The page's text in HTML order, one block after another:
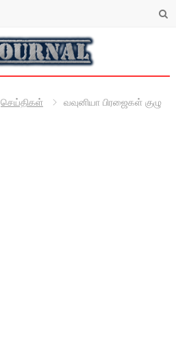
செய்திகள்
வவுனியா பிரஜைகள் குழு